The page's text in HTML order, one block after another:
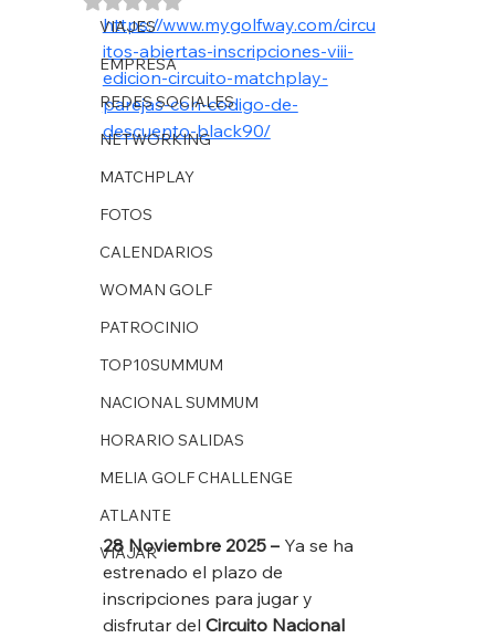
VIAJES
EMPRESA
REDES SOCIALES
NETWORKING
MATCHPLAY
FOTOS
CALENDARIOS
WOMAN GOLF
PATROCINIO
TOP10SUMMUM
NACIONAL SUMMUM
HORARIO SALIDAS
MELIA GOLF CHALLENGE
ATLANTE
VIAJAR
https://www.mygolfway.com/circu
itos-abiertas-inscripciones-viii-
edicion-circuito-matchplay-
parejas-con-codigo-de-
descuento-black90/
28 Noviembre 2025 – Ya se ha
estrenado el plazo de
inscripciones para jugar y
disfrutar del Circuito Nacional